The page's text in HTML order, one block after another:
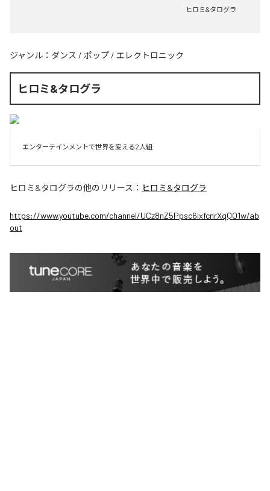
ヒロミ&タログラ
ジャンル： ダンス / ポップ / エレクトロニック
ヒロミ&タログラ
エンターテインメントで世界を変える2人組
ヒロミ&タログラの他のリリース： ヒロミ&タログラ
https://www.youtube.com/channel/UCz8nZ5Ppsc6ixfcnrXqQO1w/ab
out